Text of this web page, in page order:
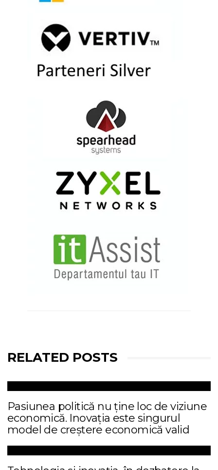
RELATED POSTS
Pasiunea politică nu ține loc de viziune
economică. Inovația este singurul
model de creștere economică valid